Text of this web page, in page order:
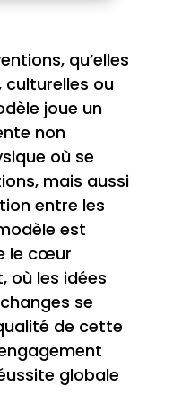
qu’elles
culturelles ou
joue un
non
où se
mais aussi
entre les
est
le cœur
où les idées
se
de cette
globale